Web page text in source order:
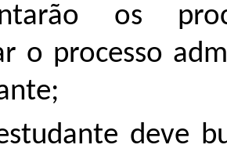
os
o processo
deve